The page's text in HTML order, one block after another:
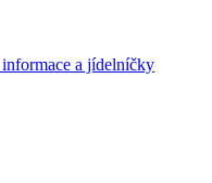
a jídelníčky